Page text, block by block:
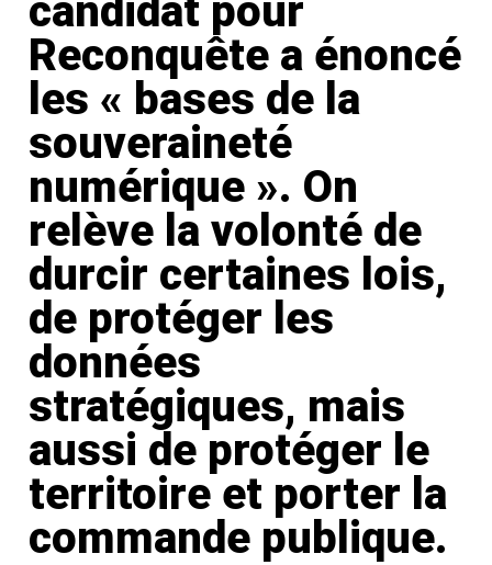
candidat pour
Reconquête a énoncé
les « bases de la
souveraineté
numérique ». On
relève la volonté de
durcir certaines lois,
de protéger les
données
stratégiques, mais
aussi de protéger le
territoire et porter la
commande publique.